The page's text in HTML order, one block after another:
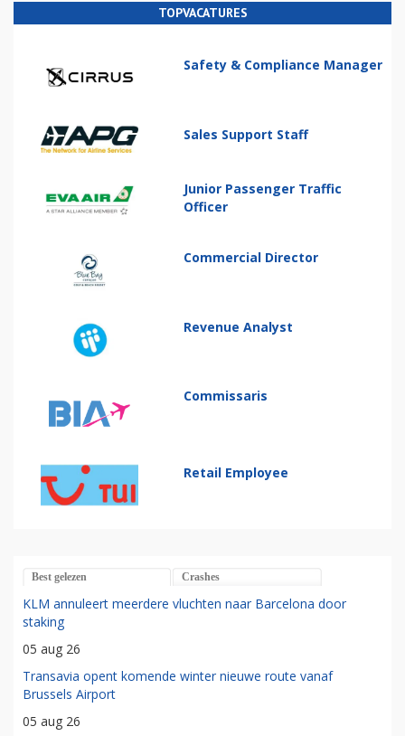
TOPVACATURES
Safety & Compliance Manager
Sales Support Staff
Junior Passenger Traffic
Officer
Commercial Director
Revenue Analyst
Commissaris
Retail Employee
Best gelezen Crashes
KLM annuleert meerdere vluchten naar Barcelona door
staking
05 aug 26
Transavia opent komende winter nieuwe route vanaf
Brussels Airport
05 aug 26